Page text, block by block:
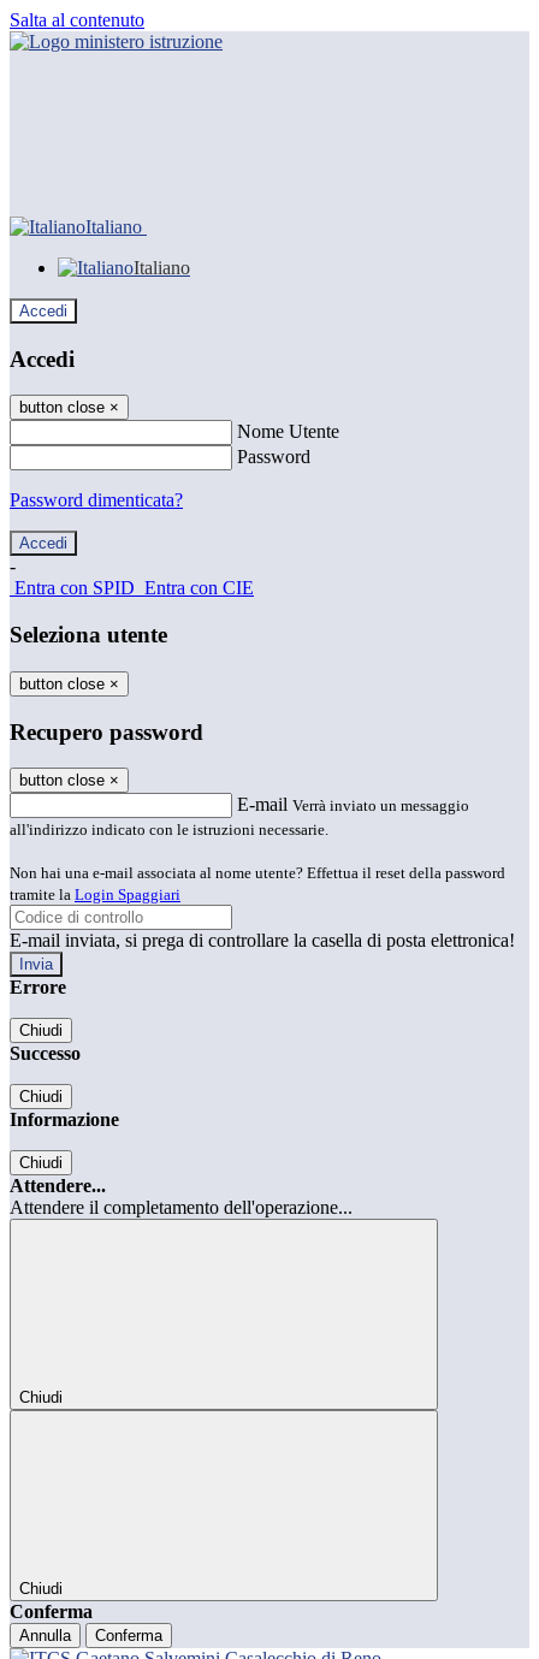
Salta al contenuto
Italiano
Italiano
Accedi
Accedi
button close ×
Nome Utente
Password
Password dimenticata?
-
Entra con SPID Entra con CIE
Seleziona utente
button close ×
Recupero password
button close ×
E-mail Verrà inviato un messaggio
all'indirizzo indicato con le istruzioni necessarie.
Non hai una e-mail associata al nome utente? Effettua il reset della password
tramite la Login Spaggiari
E-mail inviata, si prega di controllare la casella di posta elettronica!
Errore
Chiudi
Successo
Chiudi
Informazione
Chiudi
Attendere...
Attendere il completamento dell'operazione...
Chiudi
Chiudi
Conferma
Annulla Conferma